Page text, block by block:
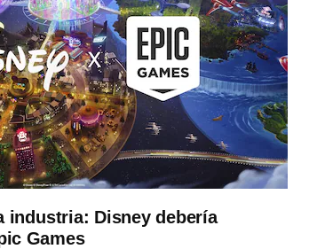
industria: Disney debería
Games